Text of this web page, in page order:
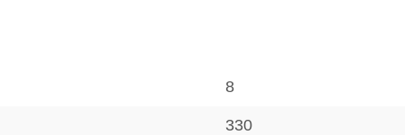
8
330